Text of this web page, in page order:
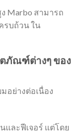
Marbo สามารถ
รบถ้วน ใน
ภัณฑ์ต่างๆ ของ
อย่างต่อเนื่อง
ละฟีเจอร์ แต่โดย